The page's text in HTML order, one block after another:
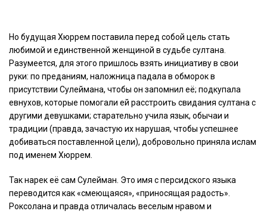
Но будущая Хюррем поставила перед собой цель стать
любимой и единственной женщиной в судьбе султана.
Разумеется, для этого пришлось взять инициативу в свои
руки: по преданиям, наложница падала в обморок в
присутствии Сулеймана, чтобы он запомнил её; подкупала
евнухов, которые помогали ей расстроить свидания султана с
другими девушками; старательно учила язык, обычаи и
традиции (правда, зачастую их нарушая, чтобы успешнее
добиваться поставленной цели), добровольно приняла ислам
под именем Хюррем.
Так нарек её сам Сулейман. Это имя с персидского языка
переводится как «смеющаяся», «приносящая радость».
Роксолана и правда отличалась веселым нравом и